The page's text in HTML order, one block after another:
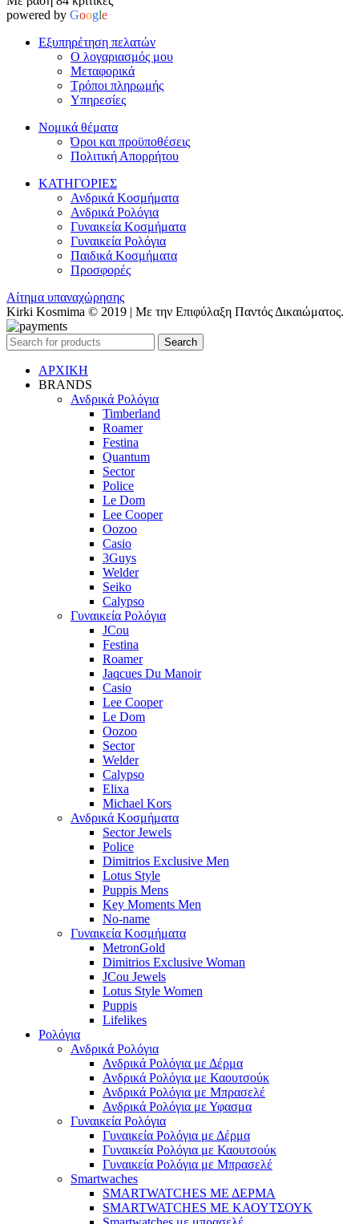
powered by Google
Εξυπηρέτηση πελατών
Ο λογαριασμός μου
Μεταφορικά
Τρόποι πληρωμής
Υπηρεσίες
Νομικά θέματα
Όροι και προϋποθέσεις
Πολιτική Απορρήτου
ΚΑΤΗΓΟΡΙΕΣ
Ανδρικά Κοσμήματα
Ανδρικά Ρολόγια
Γυναικεία Κοσμήματα
Γυναικεία Ρολόγια
Παιδικά Κοσμήματα
Προσφορές
Αίτημα υπαναχώρησης
Kirki Kosmima © 2019 | Με την Επιφύλαξη Παντός Δικαιώματος.
Search
ΑΡΧΙΚΗ
BRANDS
Ανδρικά Ρολόγια
Timberland
Roamer
Festina
Quantum
Sector
Police
Le Dom
Lee Cooper
Oozoo
Casio
3Guys
Welder
Seiko
Calypso
Γυναικεία Ρολόγια
JCou
Festina
Roamer
Jaqcues Du Manoir
Casio
Lee Cooper
Le Dom
Oozoo
Sector
Welder
Calypso
Elixa
Michael Kors
Ανδρικά Κοσμήματα
Sector Jewels
Police
Dimitrios Exclusive Men
Lotus Style
Puppis Mens
Key Moments Men
No-name
Γυναικεία Κοσμήματα
MetronGold
Dimitrios Exclusive Woman
JCou Jewels
Lotus Style Women
Puppis
Lifelikes
Ρολόγια
Ανδρικά Ρολόγια
Ανδρικά Ρολόγια με Δέρμα
Ανδρικά Ρολόγια με Καουτσούκ
Ανδρικά Ρολόγια με Μπρασελέ
Ανδρικά Ρολόγια με Υφασμα
Γυναικεία Ρολόγια
Γυναικεία Ρολόγια με Δέρμα
Γυναικεία Ρολόγια με Καουτσούκ
Γυναικεία Ρολόγια με Μπρασελέ
Smartwaches
SMARTWATCHES ΜΕ ΔΕΡΜΑ
SMARTWATCHES ΜΕ ΚΑΟΥΤΣΟΥΚ